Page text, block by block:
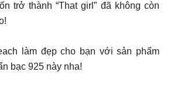
trở thành “That girl” đã không còn
làm đẹp cho bạn với sản phẩm
bạc 925 này nha!